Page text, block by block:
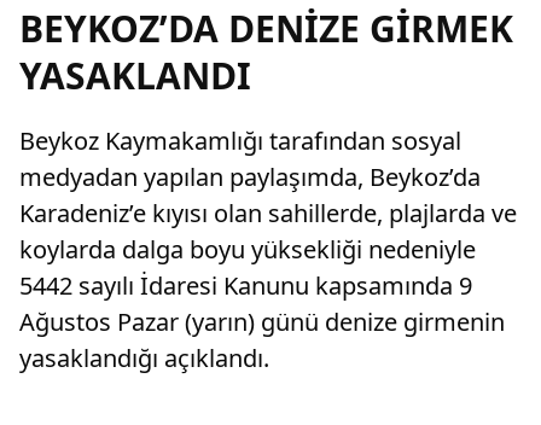
BEYKOZ’DA DENİZE GİRMEK
YASAKLANDI
Beykoz Kaymakamlığı tarafından sosyal
medyadan yapılan paylaşımda, Beykoz’da
Karadeniz’e kıyısı olan sahillerde, plajlarda ve
koylarda dalga boyu yüksekliği nedeniyle
5442 sayılı İdaresi Kanunu kapsamında 9
Ağustos Pazar (yarın) günü denize girmenin
yasaklandığı açıklandı.